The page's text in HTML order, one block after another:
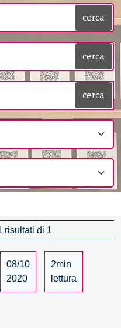
cerca
cerca
cerca
risultati di 1
08/10
2020
2min
lettura